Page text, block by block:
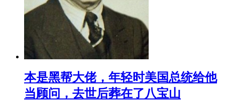
​本是黑帮大佬，年轻时美国总统给他
当顾问，去世后葬在了八宝山